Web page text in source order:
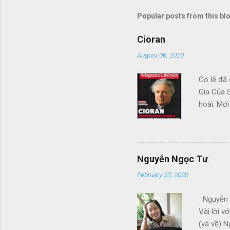
Popular posts from this
Cioran
August 06, 2020
Có lẽ đã
Gia Của
hoài.
em bỏ,
khác
thay cho
Nguyễn Ngọc Tư
February 23, 2020
Vài lời
(và về)